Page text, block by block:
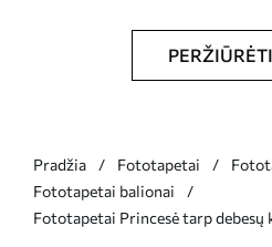
Pradžia Fototapetai
Fototapetai balionai
Fototapetai Princesė tarp